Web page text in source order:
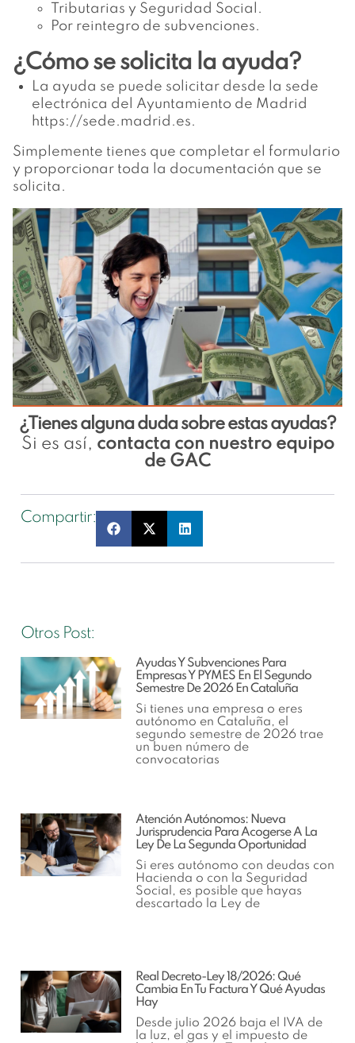
Tributarias y Seguridad Social.
Por reintegro de subvenciones.
¿Cómo se solicita la ayuda?
La ayuda se puede solicitar desde la sede
electrónica del Ayuntamiento de Madrid
https://sede.madrid.es.
Simplemente tienes que completar el formulario
y proporcionar toda la documentación que se
solicita.
¿Tienes alguna duda sobre estas ayudas?
Si es así, contacta con nuestro equipo
de GAC
Compartir:
Otros Post:
Ayudas Y Subvenciones Para
Empresas Y PYMES En El Segundo
Semestre De 2026 En Cataluña
Si tienes una empresa o eres
autónomo en Cataluña, el
segundo semestre de 2026 trae
un buen número de
convocatorias
Atención Autónomos: Nueva
Jurisprudencia Para Acogerse A La
Ley De La Segunda Oportunidad
Si eres autónomo con deudas con
Hacienda o con la Seguridad
Social, es posible que hayas
descartado la Ley de
Real Decreto-Ley 18/2026: Qué
Cambia En Tu Factura Y Qué Ayudas
Hay
Desde julio 2026 baja el IVA de
la luz, el gas y el impuesto de